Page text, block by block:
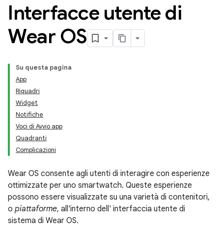
Interfacce utente di
Wear OS
Su questa pagina
App
Riquadri
Widget
Notifiche
Voci di Avvio app
Quadranti
Complicazioni
Wear OS consente agli utenti di interagire con esperienze
ottimizzate per uno smartwatch. Queste esperienze
possono essere visualizzate su una varietà di contenitori,
o piattaforme, all'interno dell' interfaccia utente di
sistema di Wear OS.